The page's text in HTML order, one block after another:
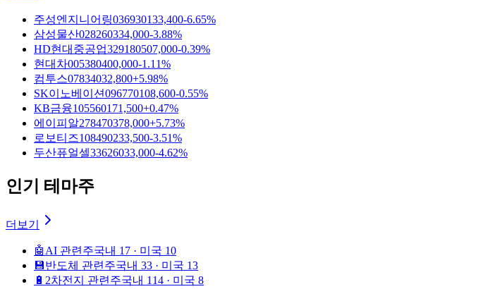
주성엔지니어링036930133,400-6.65%
삼성물산028260334,000-3.88%
HD현대중공업329180507,000-0.39%
현대차005380400,000-1.11%
컴투스07834032,800+5.98%
SK이노베이션096770108,600-0.55%
KB금융105560171,500+0.47%
에이피알278470378,000+5.73%
로보티즈108490233,500-3.51%
두산퓨얼셀33626033,000-4.62%
인기 테마주
더보기
🤖 AI 관련주국내 17 · 미국 10
💾반도체 관련주국내 33 · 미국 13
🔋 2차전지 관련주국내 114 · 미국 8